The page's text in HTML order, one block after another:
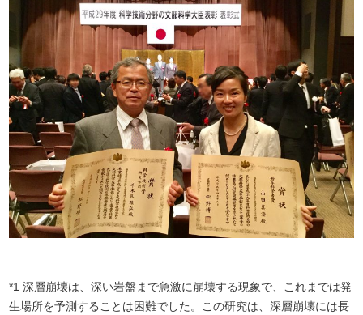
*1 深層崩壊は、深い岩盤まで急激に崩壊する現象で、これまでは発
生場所を予測することは困難でした。この研究は、深層崩壊には長